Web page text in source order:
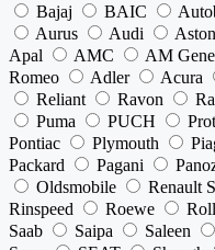
Bajaj
BAIC
Aurus
Audi
Apal
AMC AM
Romeo
Adler Acura
Reliant
Ravon
Puma
PUCH
Pontiac
Plymouth
Packard
Pagani
Oldsmobile
Renault
Rinspeed
Roewe
Saab
Saipa Saleen